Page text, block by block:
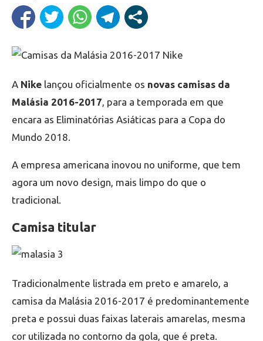
A Nike lançou oficialmente os novas camisas da
Malásia 2016-2017, para a temporada em que
encara as Eliminatórias Asiáticas para a Copa do
Mundo 2018.
A empresa americana inovou no uniforme, que tem
agora um novo design, mais limpo do que o
tradicional.
Camisa titular
Tradicionalmente listrada em preto e amarelo, a
camisa da Malásia 2016-2017 é predominantemente
preta e possui duas faixas laterais amarelas, mesma
cor utilizada no contorno da gola, que é preta.